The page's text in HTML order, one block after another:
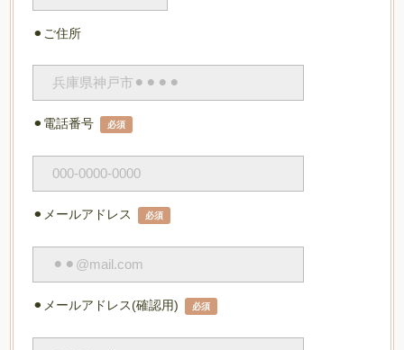
⚫︎ご住所
⚫︎電話番号 必須
⚫︎メールアドレス 必須
⚫︎メールアドレス(確認用) 必須